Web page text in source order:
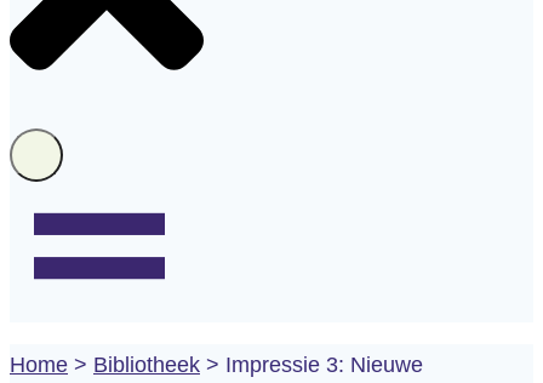
Home > Bibliotheek > Impressie 3: Nieuwe